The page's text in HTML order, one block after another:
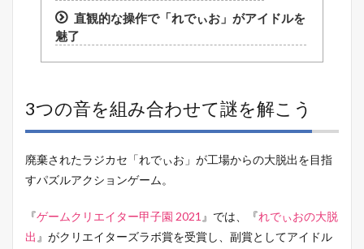
直観的な操作で「れでぃお」がアイドルを
魅了
3つの音を組み合わせて謎を解こう
廃棄されたラジカセ「れでぃお」が工場からの大脱出を目指
すパズルアクションゲーム。
『ゲームクリエイター甲子園 2021 』では、『れでぃおの大脱
出 』がクリエイターズラボ賞を受賞し、副賞としてアイドル